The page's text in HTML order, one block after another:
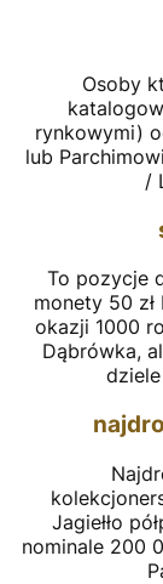
Osoby
rynkowymi)
lub
/
To pozycje
monety 50
okazji 1000
Dąbrówka,
Jagiełło
nominale 200